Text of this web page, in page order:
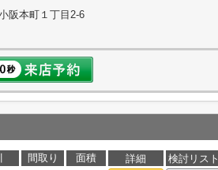
阪本町１丁目2-6
間取り 面積 詳細
検討リスト